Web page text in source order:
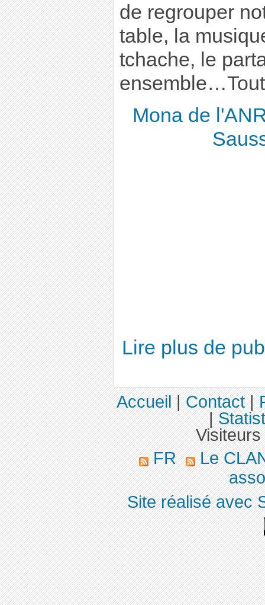
de regrouper
table, la
tchache, le
Mona de
Lire plus de
Accueil|Contact|
|
FR
Le
Site réalisé avec